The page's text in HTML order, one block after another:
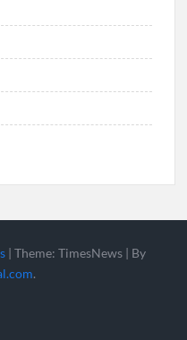
| Theme: TimesNews | By
.